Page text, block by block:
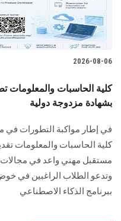
2026-08-06
كلية الحاسبات والمعلومات
بشهادة مزدوجة دولية
في إطار مواكبة التطورات في
كلية الحاسبات والمعلومات
مستقبل مهني واعد في مجالات
وتدعو الطلاب الراغبين في
ببرنامج الذكاء الاصطناعي